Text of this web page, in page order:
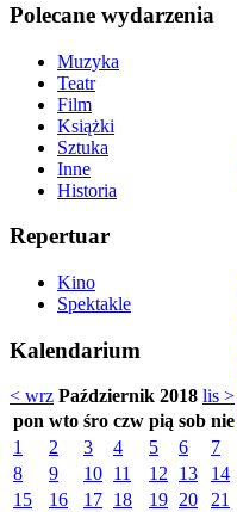
Polecane wydarzenia
Muzyka
Teatr
Film
Książki
Sztuka
Inne
Historia
Repertuar
Kino
Spektakle
Kalendarium
< wrz Październik 2018 lis >
pon wto śro czw pią sob nie
1
2 3 4 5 6
7
8
9 10 11 12 13
14
15
16 17 18 19 20
21